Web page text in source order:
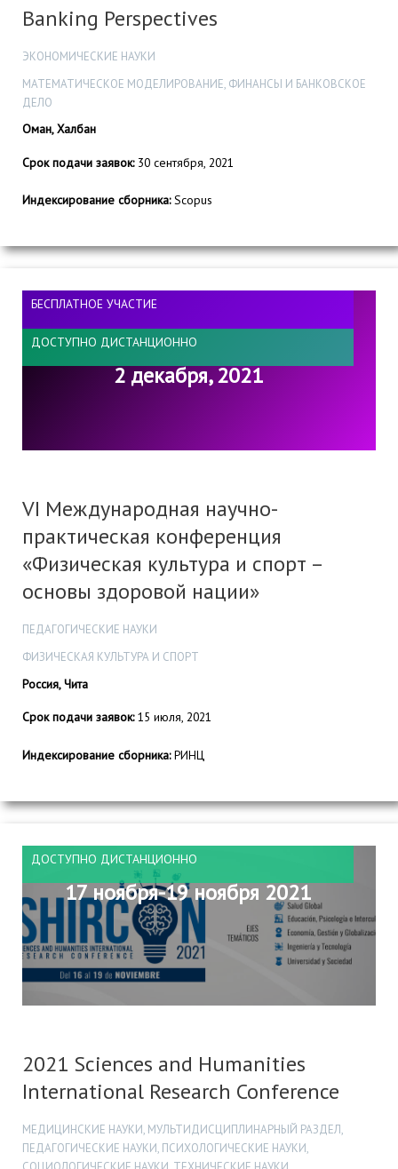
Banking Perspectives
ЭКОНОМИЧЕСКИЕ НАУКИ
МАТЕМАТИЧЕСКОЕ МОДЕЛИРОВАНИЕ, ФИНАНСЫ И БАНКОВСКОЕ
ДЕЛО
Оман, Халбан
Срок подачи заявок:30 сентября, 2021
Индексирование сборника:Scopus
БЕСПЛАТНОЕ УЧАСТИЕ
ДОСТУПНО ДИСТАНЦИОННО
2 декабря, 2021
VI Международная научно-
практическая конференция
«Физическая культура и спорт –
основы здоровой нации»
ПЕДАГОГИЧЕСКИЕ НАУКИ
ФИЗИЧЕСКАЯ КУЛЬТУРА И СПОРТ
Россия, Чита
Срок подачи заявок:15 июля, 2021
Индексирование сборника:РИНЦ
ДОСТУПНО ДИСТАНЦИОННО
17 ноября-19 ноября 2021
2021 Sciences and Humanities
International Research Conference
МЕДИЦИНСКИЕ НАУКИ, МУЛЬТИДИСЦИПЛИНАРНЫЙ РАЗДЕЛ,
ПЕДАГОГИЧЕСКИЕ НАУКИ, ПСИХОЛОГИЧЕСКИЕ НАУКИ,